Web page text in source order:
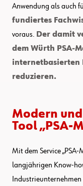
Anwendung als auch
fundiertes
voraus. Der damit
dem Würth PSA-
internetbasierten
reduzieren.
Modern
Tool „PSA-
Mit dem Service
langjährigen Know-